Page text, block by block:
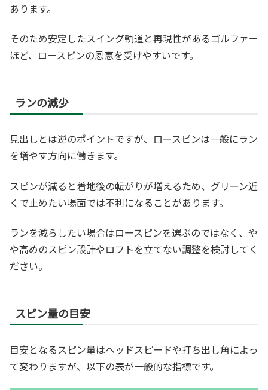
あります。
そのため安定したスイング軌道と再現性があるゴルファー
ほど、ロースピンの恩恵を受けやすいです。
ランの減少
見出しとは逆のポイントですが、ロースピンは一般にラン
を増やす方向に働きます。
スピンが減ると着地後の転がりが増えるため、グリーン近
くで止めたい場面では不利になることがあります。
ランを減らしたい場合はロースピンを選ぶのではなく、や
や高めのスピン設計やロフトを立てない調整を検討してく
ださい。
スピン量の目安
目安となるスピン量はヘッドスピードや打ち出し角によっ
て変わりますが、以下の表が一般的な指標です。